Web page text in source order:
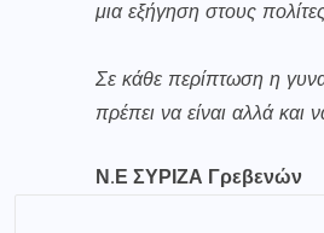
μια εξήγηση στους
Σε κάθε περίπτωση η
πρέπει να είναι αλλά και
Ν.Ε ΣΥΡΙΖΑ Γρεβενών